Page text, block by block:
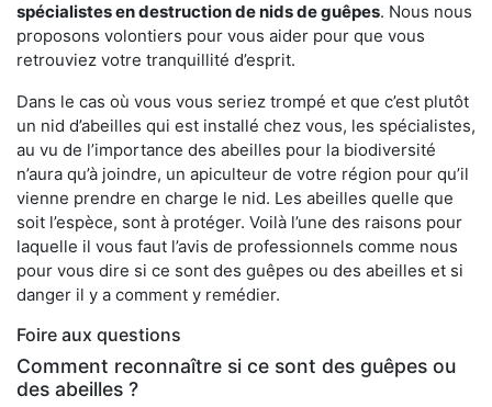
spécialistes en destruction de nids de guêpes. Nous nous
proposons volontiers pour vous aider pour que vous
retrouviez votre tranquillité d’esprit.
Dans le cas où vous vous seriez trompé et que c’est plutôt
un nid d’abeilles qui est installé chez vous, les spécialistes,
au vu de l’importance des abeilles pour la biodiversité
n’aura qu’à joindre, un apiculteur de votre région pour qu’il
vienne prendre en charge le nid. Les abeilles quelle que
soit l’espèce, sont à protéger. Voilà l’une des raisons pour
laquelle il vous faut l’avis de professionnels comme nous
pour vous dire si ce sont des guêpes ou des abeilles et si
danger il y a comment y remédier.
Foire aux questions
Comment reconnaître si ce sont des guêpes ou
des abeilles ?